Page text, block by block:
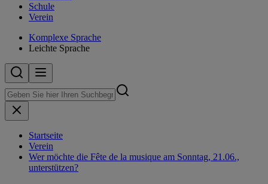
Schule
Verein
Komplexe Sprache
Leichte Sprache
Startseite
Verein
Wer möchte die Fête de la musique am Sonntag, 21.06.,
unterstützen?